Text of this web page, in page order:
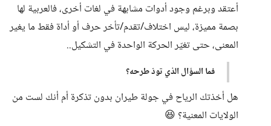
أعتقد وبرغم وجود أدوات مشابهة في لغات أخرى، فالعربية لها
بصمة مميزة، ليس اختلاف/تقدم/تأخر حرف أو أداة فقط ما يغير
المعنى، حتى تغيّر الحركة الواحدة في التشكيل..
فما السؤال الذي تودّ طرحه؟
هل أخذتك الرياح في جولة طيران بدون تذكرة أم أنك لست من
الولايات المعنية؟ 😆